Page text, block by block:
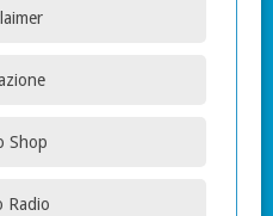
Shop
Radio